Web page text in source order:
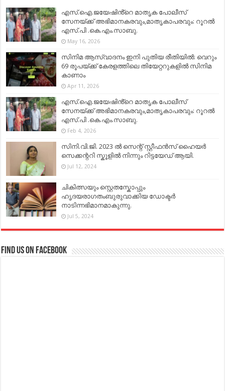
എസ്.ഐ.ജയേഷിൻ്റെ മാതൃക പോലീസ്
സേനയ്ക്ക് അഭിമാനകരവും,മാതൃകാപരവും: റൂറൽ
എസ്.പി .കെ.എം.സാബു.
May 16, 2026
സിനിമ ആസ്വാദനം ഇനി പുതിയ രീതിയിൽ: വെറും
69 രൂപയ്ക്ക് കേരളത്തിലെ തിയേറ്ററുകളിൽ സിനിമ
കാണാം
Apr 11, 2026
എസ്.ഐ.ജയേഷിൻ്റെ മാതൃക പോലീസ്
സേനയ്ക്ക് അഭിമാനകരവും,മാതൃകാപരവും: റൂറൽ
എസ്.പി .കെ.എം.സാബു.
Feb 4, 2026
സിനി.വി.ജി. 2023 ൽ സെന്റ് സ്റ്റീഫൻസ് ഹൈയർ
സെക്കന്ററി സ്കൂളിൽ നിന്നും റിട്ടയേഡ് ആയി.
Jul 12, 2024
ചികിത്സയും സ്റ്റെതസ്കോപ്പും
ഹൃദയരാഗതംബുരുവാക്കിയ ഡോക്ടർ
നാടിന്നഭിമാനമാകുന്നു.
Jul 5, 2024
Find us on Facebook